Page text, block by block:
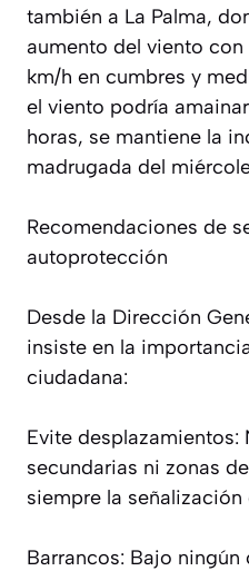
también a La Palma,
aumento del viento
km/h en cumbres y
el viento podría
horas, se mantiene la
madrugada del
Recomendaciones de
autoprotección
Desde la Dirección
insiste en la
ciudadana:
Evite desplazamientos:
secundarias ni zonas
siempre la
Barrancos: Bajo